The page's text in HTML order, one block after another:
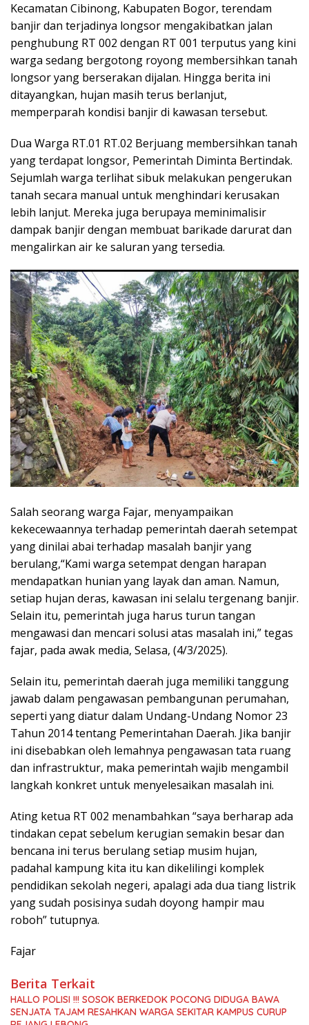
Kecamatan Cibinong, Kabupaten Bogor, terendam
banjir dan terjadinya longsor mengakibatkan jalan
penghubung RT 002 dengan RT 001 terputus yang kini
warga sedang bergotong royong membersihkan tanah
longsor yang berserakan dijalan. Hingga berita ini
ditayangkan, hujan masih terus berlanjut,
memperparah kondisi banjir di kawasan tersebut.
Dua Warga RT.01 RT.02 Berjuang membersihkan tanah
yang terdapat longsor, Pemerintah Diminta Bertindak.
Sejumlah warga terlihat sibuk melakukan pengerukan
tanah secara manual untuk menghindari kerusakan
lebih lanjut. Mereka juga berupaya meminimalisir
dampak banjir dengan membuat barikade darurat dan
mengalirkan air ke saluran yang tersedia.
Salah seorang warga Fajar, menyampaikan
kekecewaannya terhadap pemerintah daerah setempat
yang dinilai abai terhadap masalah banjir yang
berulang,“Kami warga setempat dengan harapan
mendapatkan hunian yang layak dan aman. Namun,
setiap hujan deras, kawasan ini selalu tergenang banjir.
Selain itu, pemerintah juga harus turun tangan
mengawasi dan mencari solusi atas masalah ini,” tegas
fajar, pada awak media, Selasa, (4/3/2025).
Selain itu, pemerintah daerah juga memiliki tanggung
jawab dalam pengawasan pembangunan perumahan,
seperti yang diatur dalam Undang-Undang Nomor 23
Tahun 2014 tentang Pemerintahan Daerah. Jika banjir
ini disebabkan oleh lemahnya pengawasan tata ruang
dan infrastruktur, maka pemerintah wajib mengambil
langkah konkret untuk menyelesaikan masalah ini.
Ating ketua RT 002 menambahkan “saya berharap ada
tindakan cepat sebelum kerugian semakin besar dan
bencana ini terus berulang setiap musim hujan,
padahal kampung kita itu kan dikelilingi komplek
pendidikan sekolah negeri, apalagi ada dua tiang listrik
yang sudah posisinya sudah doyong hampir mau
roboh” tutupnya.
Fajar
Berita Terkait
HALLO POLISI !!! SOSOK BERKEDOK POCONG DIDUGA BAWA
SENJATA TAJAM RESAHKAN WARGA SEKITAR KAMPUS CURUP